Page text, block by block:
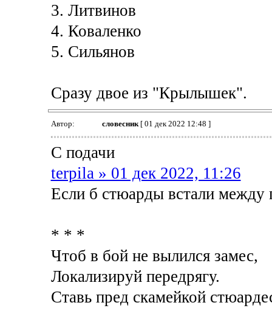
3. Литвинов
4. Коваленко
5. Сильянов
Сразу двое из "Крылышек".
Автор: словесник[ 01 дек 2022 12:48 ]
С подачи
terpila » 01 дек 2022, 11:26
Если б стюарды встали между
* * *
Чтоб в бой не вылился замес,
Локализируй передрягу.
Ставь пред скамейкой